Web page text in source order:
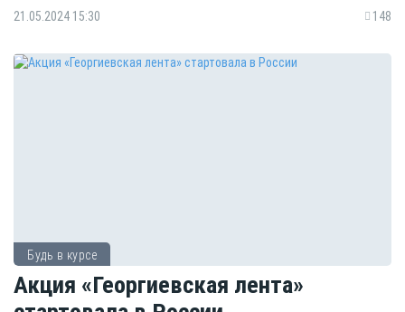
21.05.2024 15:30 148
Будь в курсе
Акция «Георгиевская лента»